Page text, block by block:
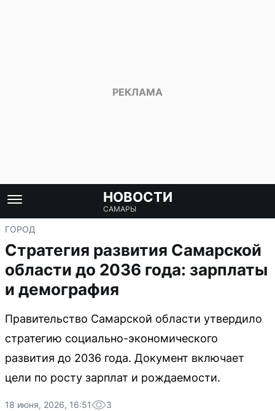
НОВОСТИ
САМАРЫ
ГОРОД
Стратегия развития Самарской
области до 2036 года: зарплаты
и демография
Правительство Самарской области утвердило
стратегию социально-экономического
развития до 2036 года. Документ включает
цели по росту зарплат и рождаемости.
18 июня, 2026, 16:51 3